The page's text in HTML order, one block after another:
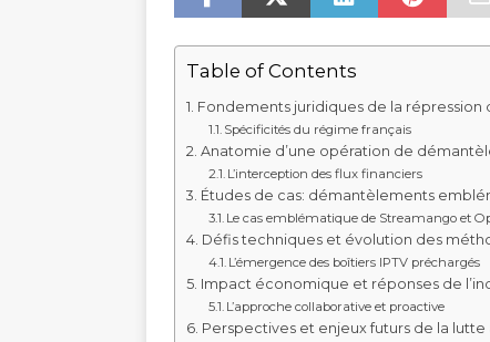
Table of Contents
Fondements juridiques de la répression
Spécificités du régime français
Anatomie d’une opération de
L’interception des flux financiers
Études de cas: démantèlements
Le cas emblématique de Streamango et
Défis techniques et évolution des
L’émergence des boîtiers IPTV préchargés
Impact économique et réponses de
L’approche collaborative et proactive
Perspectives et enjeux futurs de la